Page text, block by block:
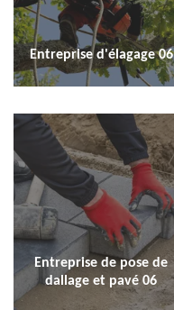
Entreprise d'élagage 06
Entreprise de pose de
dallage et pavé 06